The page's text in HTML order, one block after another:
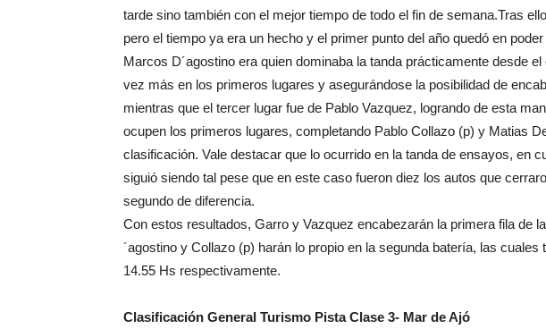
tarde sino también con el mejor tiempo de todo el fin de semana.Tras
pero el tiempo ya era un hecho y el primer punto del año quedó en
Marcos D´agostino era quien dominaba la tanda prácticamente desde
vez más en los primeros lugares y asegurándose la posibilidad de
mientras que el tercer lugar fue de Pablo Vazquez, logrando de esta
ocupen los primeros lugares, completando Pablo Collazo (p) y Matias
clasificación. Vale destacar que lo ocurrido en la tanda de ensayos, en
siguió siendo tal pese que en este caso fueron diez los autos que
segundo de diferencia.
Con estos resultados, Garro y Vazquez encabezarán la primera fila de
´agostino y Collazo (p) harán lo propio en la segunda batería, las
14.55 Hs respectivamente.
Clasificación General Turismo Pista Clase 3- Mar de Ajó